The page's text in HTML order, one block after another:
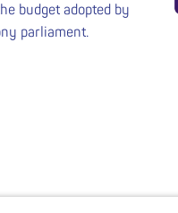
budget adopted by
parliament.